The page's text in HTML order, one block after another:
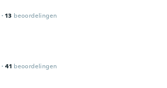
· 13 beoordelingen
· 41 beoordelingen